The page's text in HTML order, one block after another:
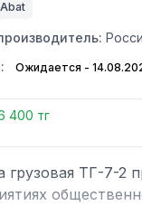
Abat
Ожидается -
400 тг
грузовая ТГ-7-2